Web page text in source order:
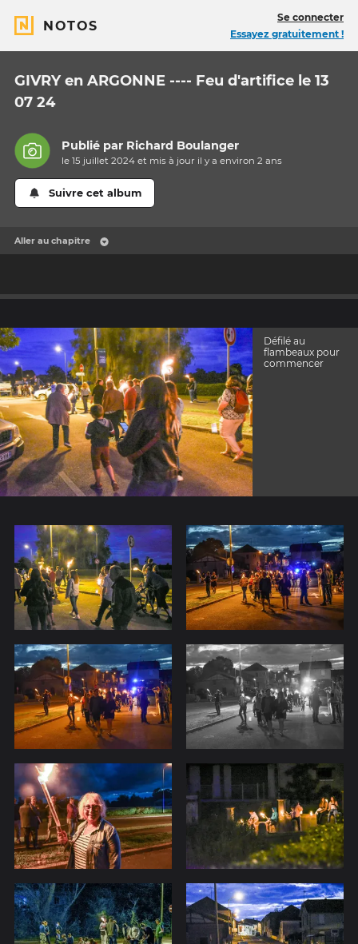
NOTOS
Se connecter
Essayez gratuitement !
GIVRY en ARGONNE ---- Feu d'artifice le 13
07 24
Publié par Richard Boulanger
le 15 juillet 2024 et mis à jour il y aenviron 2 ans
Suivre cet album
Aller au chapitre
Défilé au
flambeaux pour
commencer